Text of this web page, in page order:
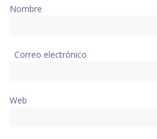
Nombre
Correo electrónico
Web